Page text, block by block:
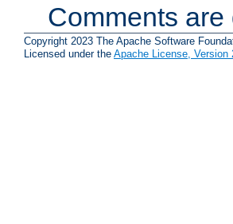
Comments
Copyright 2023 The Apache Software
Licensed under the Apache License, Version